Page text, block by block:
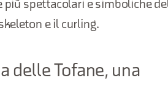
spettacolari e simboliche
e il curling.
delle Tofane, una